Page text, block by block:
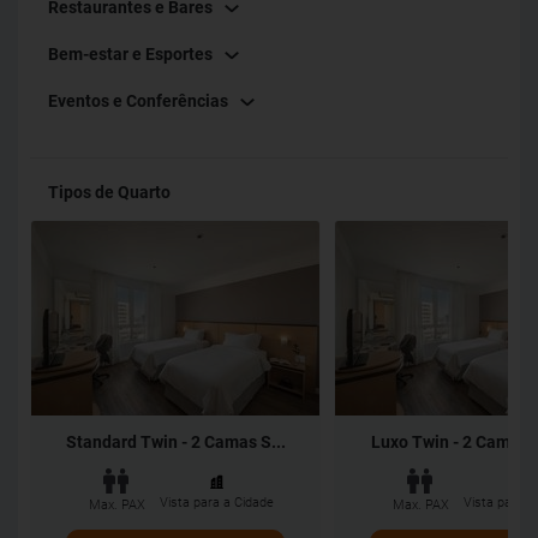
Restaurantes e Bares
Bem-estar e Esportes
Eventos e Conferências
Tipos de Quarto
Standard Twin - 2 Camas S...
Max. PAX Vista para a Cidade
Luxo Twin - 2 Camas
Max. PAX Vista para a